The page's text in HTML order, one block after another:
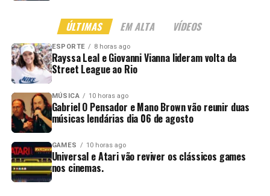
ÚLTIMAS EM ALTA VÍDEOS
ESPORTE 8 horas ago
Rayssa Leal e Giovanni Vianna lideram volta da
Street League ao Rio
MÚSICA 10 horas ago
Gabriel O Pensador e Mano Brown vão reunir duas
músicas lendárias dia 06 de agosto
GAMES 10 horas ago
Universal e Atari vão reviver os clássicos games
nos cinemas.